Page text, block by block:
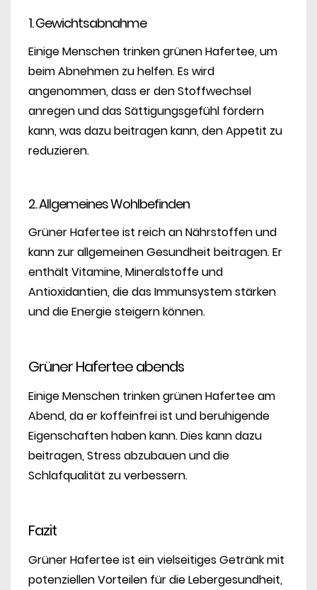
1. Gewichtsabnahme
Einige Menschen trinken grünen Hafertee, um
beim Abnehmen zu helfen. Es wird
angenommen, dass er den Stoffwechsel
anregen und das Sättigungsgefühl fördern
kann, was dazu beitragen kann, den Appetit zu
reduzieren.
2. Allgemeines Wohlbefinden
Grüner Hafertee ist reich an Nährstoffen und
kann zur allgemeinen Gesundheit beitragen. Er
enthält Vitamine, Mineralstoffe und
Antioxidantien, die das Immunsystem stärken
und die Energie steigern können.
Grüner Hafertee abends
Einige Menschen trinken grünen Hafertee am
Abend, da er koffeinfrei ist und beruhigende
Eigenschaften haben kann. Dies kann dazu
beitragen, Stress abzubauen und die
Schlafqualität zu verbessern.
Fazit
Grüner Hafertee ist ein vielseitiges Getränk mit
potenziellen Vorteilen für die Lebergesundheit,